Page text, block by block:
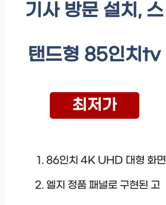
기사 방문 설치, 스
탠드형 85인치tv
최저가
86인치 4K UHD 대형 화면
엘지 정품 패널로 구현된 고